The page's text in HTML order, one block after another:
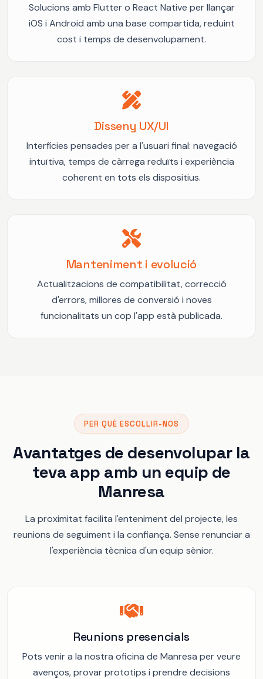
Solucions amb Flutter o React Native per llançar
iOS i Android amb una base compartida, reduint
cost i temps de desenvolupament.
Disseny UX/UI
Interfícies pensades per a l'usuari final: navegació
intuïtiva, temps de càrrega reduïts i experiència
coherent en tots els dispositius.
Manteniment i evolució
Actualitzacions de compatibilitat, correcció
d'errors, millores de conversió i noves
funcionalitats un cop l'app està publicada.
PER QUÈ ESCOLLIR-NOS
Avantatges de desenvolupar la
teva app amb un equip de
Manresa
La proximitat facilita l'enteniment del projecte, les
reunions de seguiment i la confiança. Sense renunciar a
l'experiència tècnica d'un equip sènior.
Reunions presencials
Pots venir a la nostra oficina de Manresa per veure
avenços, provar prototips i prendre decisions